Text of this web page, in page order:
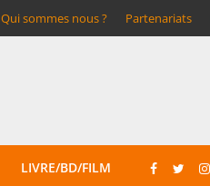
Qui sommes nous ? Partenariats
LIVRE/BD/FILM